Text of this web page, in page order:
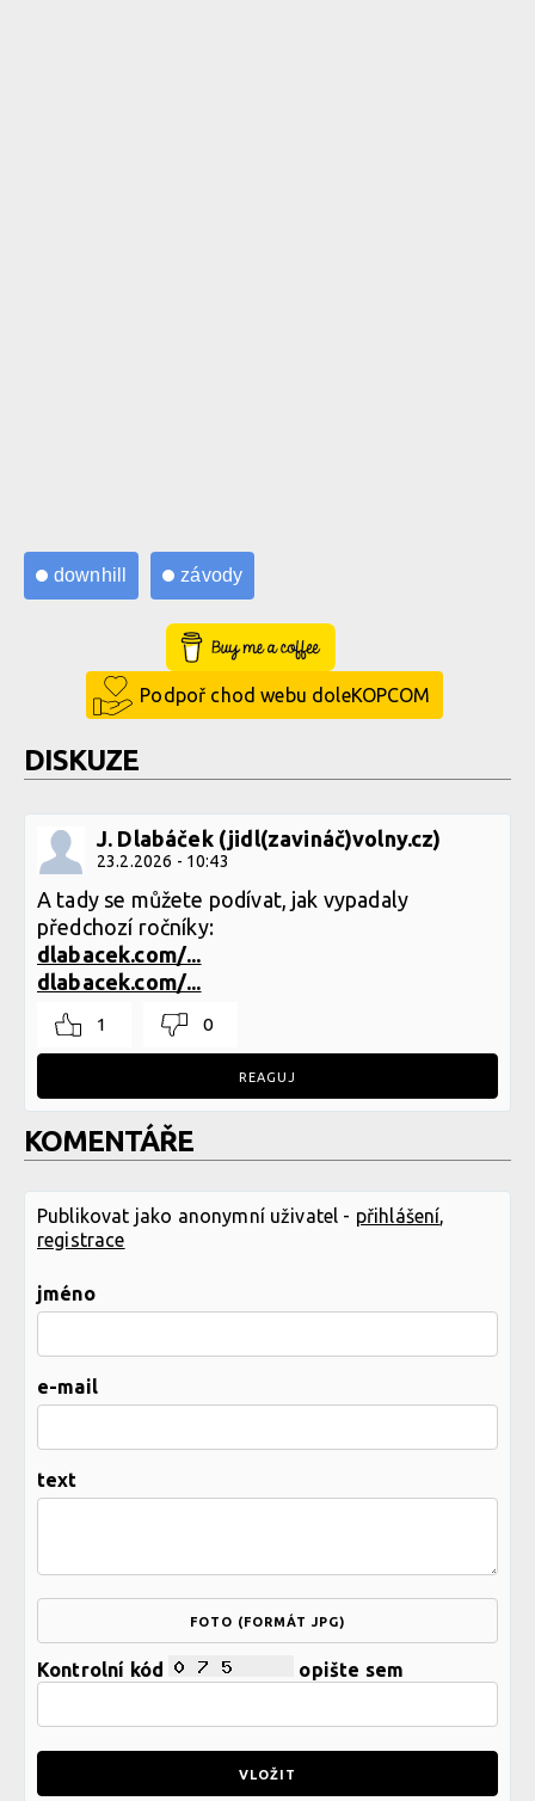
downhill závody
Buy Me a Coffee
Podpoř chod webu doleKOPCOM
DISKUZE
J. Dlabáček (jidl(zavináč)volny.cz)
23.2.2026 - 10:43
A tady se můžete podívat, jak vypadaly
předchozí ročníky:
dlabacek.com/...
dlabacek.com/...
1 0
REAGUJ
KOMENTÁŘE
Publikovat jako anonymní uživatel - přihlášení,
registrace
jméno
e-mail
text
FOTO (FORMÁT JPG)
Kontrolní kód opište sem